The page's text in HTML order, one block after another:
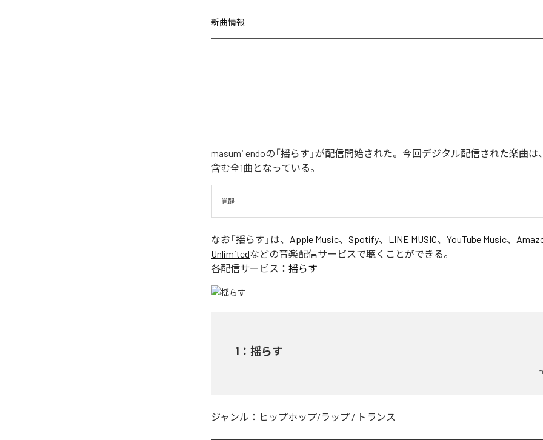
新曲情報
masumi endoの「揺らす」が配信開始された。今回デジタル配信された楽曲は
含む全1曲となっている。
覚醒
なお「揺らす 」は、 Apple Music、 Spotify、 LINE MUSIC、 YouTube Music、
Unlimitedなどの音楽配信サービスで聴くことができる。
各配信サービス： 揺らす
1 ： 揺らす
ジャンル： ヒップホップ/ラップ / トランス